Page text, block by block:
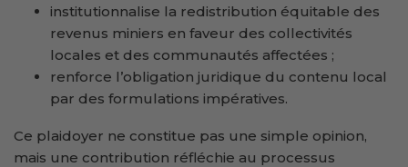
institutionnalise la redistribution équitable des
revenus miniers en faveur des collectivités
locales et des communautés affectées ;
renforce l’obligation juridique du contenu local
par des formulations impératives.
Ce plaidoyer ne constitue pas une simple opinion,
mais une contribution réfléchie au processus